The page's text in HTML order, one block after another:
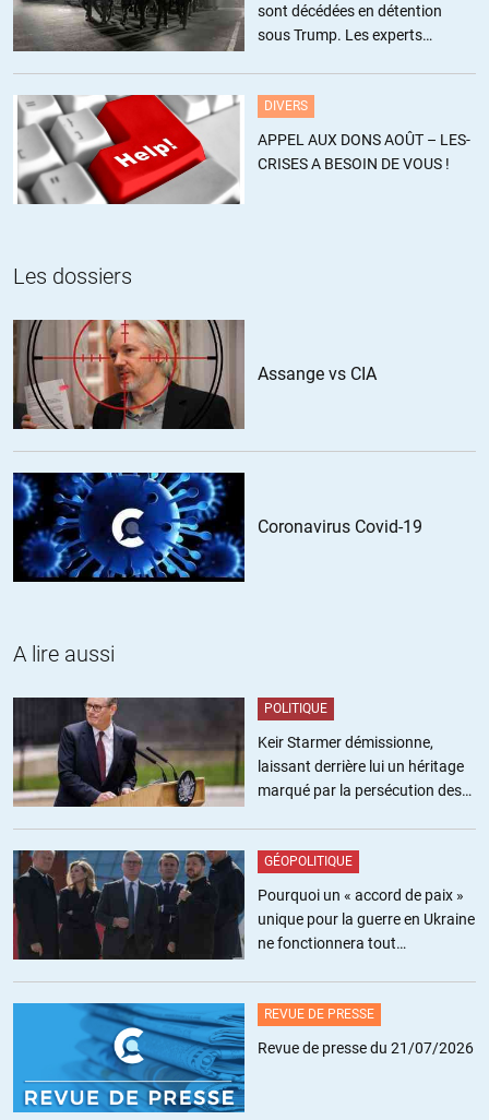
aurait refusé des soins pour raison financière.
Couleur// 19.12.2011 à 08h24
Ne pas oublier la première exportation de la Suisse : le
chomage justement. On ne paye les frontaliers au chomage
Vu le nombre d’etrangers en Suisse (cause droit du sang on
immigré) la procédure est très rentable.
Pour nos autres exportations, le positionnement « luxe haut de
gamme » nous permet de traverser les crises sans trop de
difficultés. On continue à vendre à ceux que la crise enrichie.
step//19.12.2011 à 16h28
Stephane PASQUIER//15.12.2011 à 05h58
Donc en fait, les Etats et banques centrales auront le choix suivant
1- Au moins 2 décennies de récession afin de rembourser la dette,
émeutes, pauvreté, déflation dans toutes les classes d’Actif,
augmentation de la valeur du « cash »
2- Détruire la dette, et ruiner les Banques compagnie d’Assurance, et
les ménages.
la société.
Ai-je oublié quelque chose ????
ALERTER
sont décédées en détention
sous Trump. Les experts
DIVERS
APPEL AUX DONS AOÛT – LES-
CRISES A BESOIN DE VOUS !
Les dossiers
Assange vs CIA
Coronavirus Covid-19
A lire aussi
POLITIQUE
Keir Starmer démissionne,
laissant derrière lui un héritage
marqué par la persécution des
GÉOPOLITIQUE
Pourquoi un « accord de paix »
unique pour la guerre en Ukraine
ne fonctionnera tout
REVUE DE PRESSE
Revue de presse du 21/07/2026